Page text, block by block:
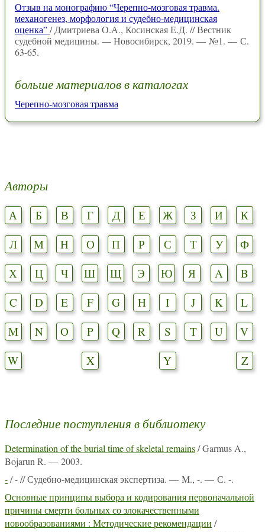
Отзыв на монографию “Черепно-мозговая травма.
механогенез, морфология и судебно-медицинская
оценка”/ Дмитриева О.А., Косинская Е.Д. // Вестник
судебной медицины. — Новосибирск, 2019. — №1. — С.
63-65.
больше материалов в каталогах
Черепно-мозговая травма
Авторы
А Б В Г Д Е Ж З И
К
Л
М Н О П Р С Т У
Ф
Х
Ц Ч Ш Щ Э Ю Я A
B
C
D E F G H I J K
L
M
N O P Q R S T U
V
W
X Y Z
Последние поступления в библиотеку
Determination of the burial time of skeletal remains/ Garmus A.,
Bojarun R. — 2003.
-/ - // Судебно-медицинская экспертиза. — М., -. — С. -.
Основные принципы выбора и кодирования первоначальной
причины смерти больных со злокачественными
новообразованиями : Методические рекомендации /